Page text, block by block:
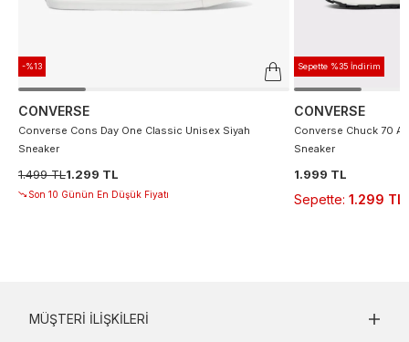
-%13
CONVERSE
Converse Cons Day One Classic Unisex Siyah
Sneaker
1.499 TL1.299 TL
Son 10 Günün En Düşük Fiyatı
Sepette %35 İndirim
CONVERSE
Converse Chuck 70
Sneaker
1.999 TL
Sepette: 1.299 TL
MÜŞTERI İLIŞKILERI